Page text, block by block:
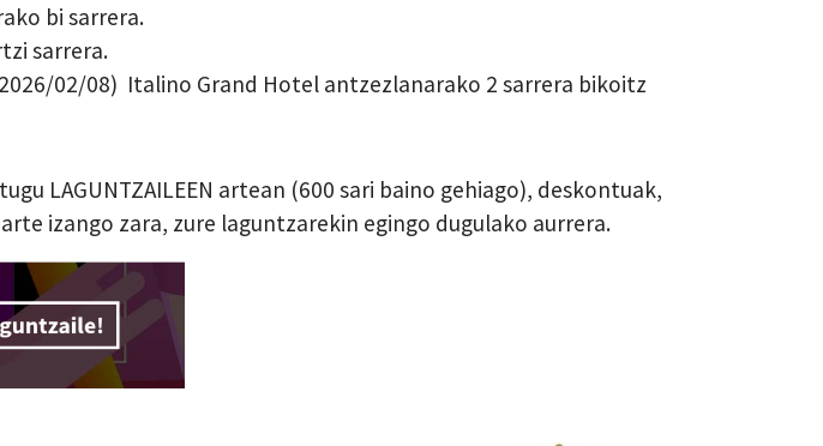
bi sarrera.
sarrera.
02/08) Italino Grand Hotel antzezlanarako 2 sarrera bikoitz
LAGUNTZAILEEN artean (600 sari baino gehiago), deskontuak,
izango zara, zure laguntzarekin egingo dugulako aurrera.